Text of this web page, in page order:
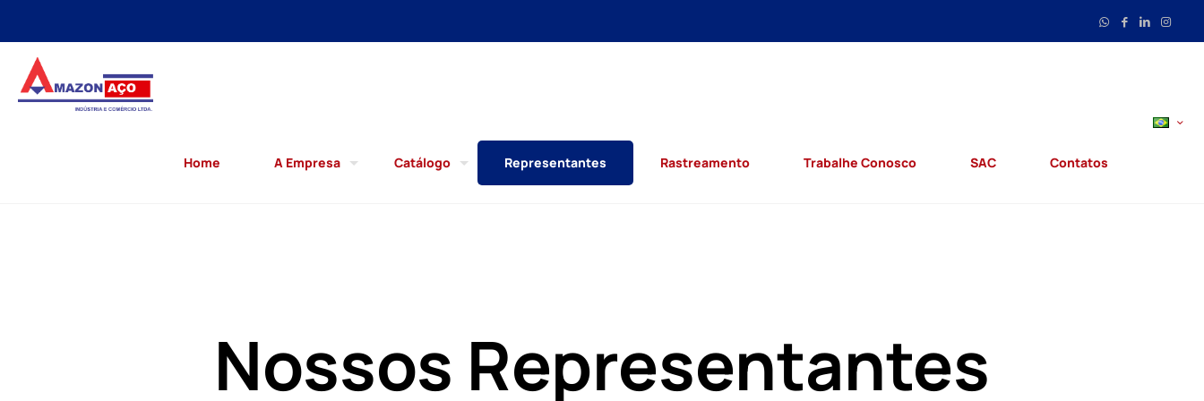
Home A Empresa Catálogo Representantes Rastreamento Trabalhe Conosco SAC Contatos
Nossos Representantes